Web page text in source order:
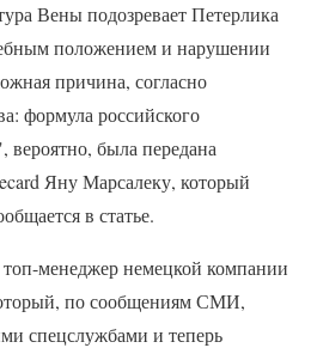
Вены подозревает Петерлика
положением и нарушении
причина, согласно
формула российского
была передана
Яну Марсалеку, который
в статье.
менеджер немецкой компании
по сообщениям СМИ,
спецслужбами и теперь